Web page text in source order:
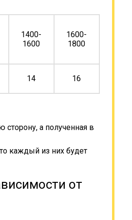
1400-
1600
1600-
1800
14 16
а полученная в
каждый из них будет
от